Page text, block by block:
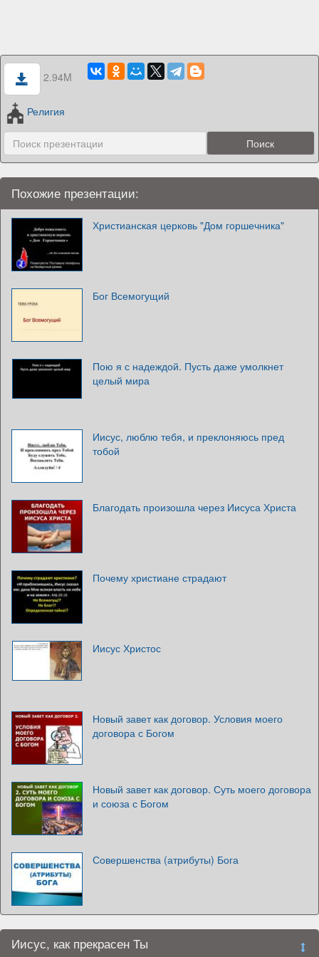
2.94M
Религия
Похожие презентации:
Христианская церковь "Дом горшечника"
Бог Всемогущий
Пою я с надеждой. Пусть даже умолкнет
целый мира
Иисус, люблю тебя, и преклоняюсь пред
тобой
Благодать произошла через Иисуса Христа
Почему христиане страдают
Иисус Христос
Новый завет как договор. Условия моего
договора с Богом
Новый завет как договор. Суть моего договора
и союза с Богом
Совершенства (атрибуты) Бога
Иисус, как прекрасен Ты